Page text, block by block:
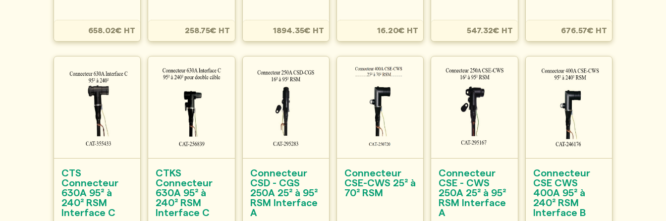
658.02€ HT 258.75€ HT 1894.35€ HT 16.20€ HT 547.32€ HT 676.57€ HT
CTS
Connecteur
630A 95² à
240² RSM
Interface C
CTKS
Connecteur
630A 95² à
240² RSM
Interface C
Connecteur
CSD - CGS
250A 25² à 95²
RSM Interface
A
Connecteur
CSE-CWS 25² à
70² RSM
Connecteur
CSE - CWS
250A 25² à 95²
RSM Interface
A
Connecteur
CSE CWS
400A 95² à
240² RSM
Interface B